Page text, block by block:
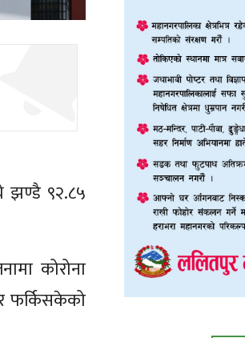
झण्डै ९२.८५
कोरोना
फर्किसकेको